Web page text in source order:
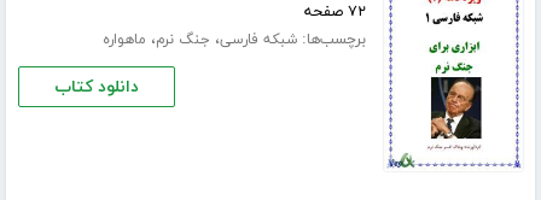
۷۲ صفحه
برچسب‌ها:شبکه فارسی، جنگ نرم، ماهواره
دانلود کتاب